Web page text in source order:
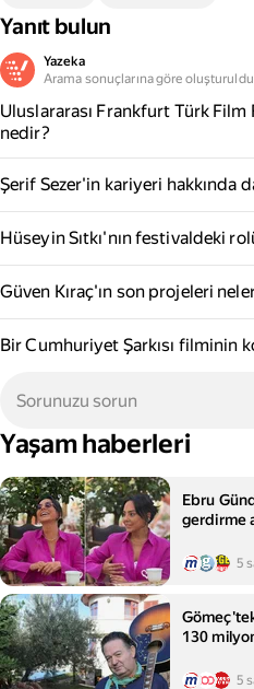
Yanıt bulun
Yazeka
Arama sonuçlarına göre oluşturuldu
Uluslararası Frankfurt Türk
nedir?
Şerif Sezer'in kariyeri hakkında
Hüseyin Sıtkı'nın festivaldeki
Güven Kıraç'ın son projeleri
Bir Cumhuriyet Şarkısı filminin
Yaşam haberleri
Ebru
gerdirme
5
130
5